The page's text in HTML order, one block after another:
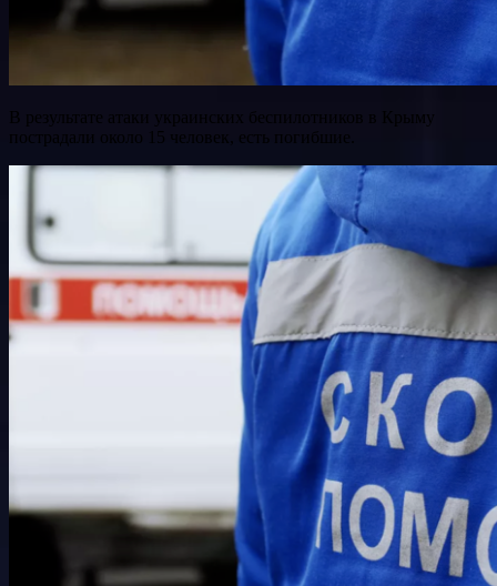
В результате атаки украинских беспилотников в Крыму
пострадали около 15 человек, есть погибшие.